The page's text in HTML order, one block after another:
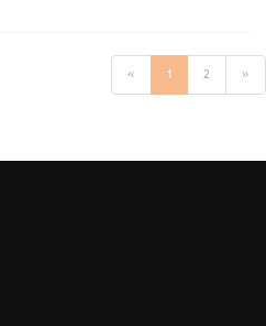
« 1 2 »